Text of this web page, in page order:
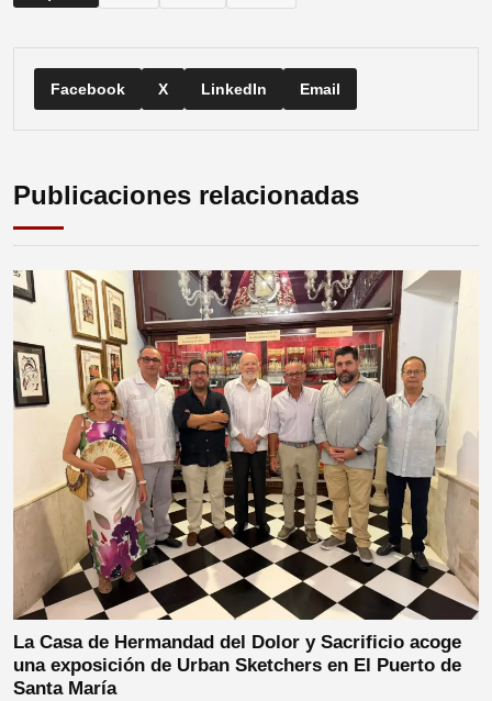
Facebook X LinkedIn Email
Publicaciones relacionadas
La Casa de Hermandad del Dolor y Sacrificio acoge
una exposición de Urban Sketchers en El Puerto de
Santa María